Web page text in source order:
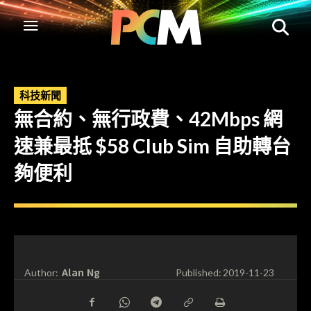
科技新聞
無合約、無行政費、42Mbps 網
速兼最抵 $58 Club Sim 自助轉台
夠便利
Author: Alan Ng Published:2019-11-23